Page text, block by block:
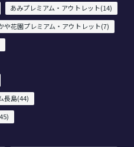
あみプレミアム・アウトレット(14)
や花園プレミアム・アウトレット(7)
長島(44)